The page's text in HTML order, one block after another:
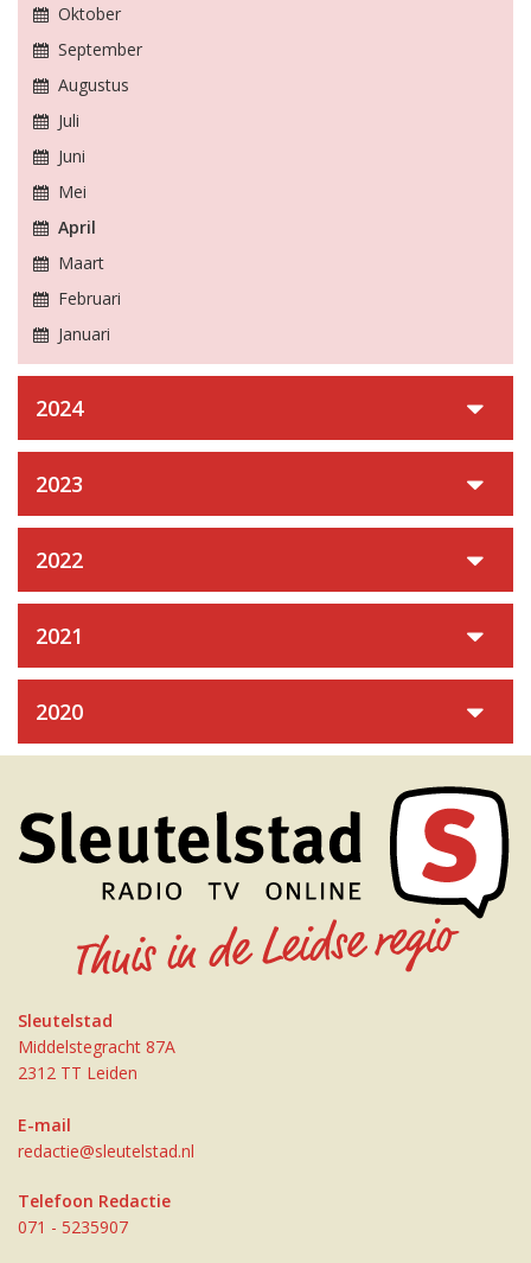
Oktober
September
Augustus
Juli
Juni
Mei
April
Maart
Februari
Januari
2024
2023
2022
2021
2020
Sleutelstad
Middelstegracht 87A
2312 TT Leiden
E-mail
redactie@sleutelstad.nl
Telefoon Redactie
071 - 5235907